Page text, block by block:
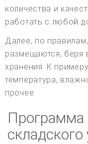
количества и
работать с любой
Далее, по
размещаются, беря
хранения. К
температура,
прочее.
Программа
складского